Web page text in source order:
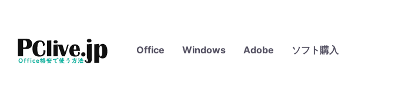
Office Windows Adobe ソフト購入